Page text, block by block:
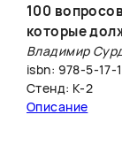
100
которые
Владимир
isbn: 978-5-17-
Стенд: К-2
Описание